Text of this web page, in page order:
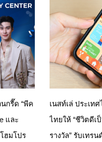
กรี๊ด “พีค
และ
ฮมโปร
เนสท์เล่ ประเท
ไทยให้ “ชีวิตดีเ
รางวัล” รับเทร